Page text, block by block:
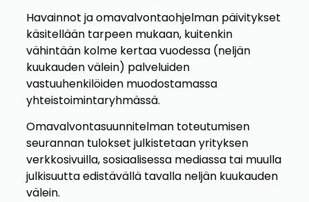
Havainnot ja omavalvontaohjelman päivitykset
käsitellään tarpeen mukaan, kuitenkin
vähintään kolme kertaa vuodessa (neljän
kuukauden välein) palveluiden
vastuuhenkilöiden muodostamassa
yhteistoimintaryhmässä.
Omavalvontasuunnitelman toteutumisen
seurannan tulokset julkistetaan yrityksen
verkkosivuilla, sosiaalisessa mediassa tai muulla
julkisuutta edistävällä tavalla neljän kuukauden
välein.